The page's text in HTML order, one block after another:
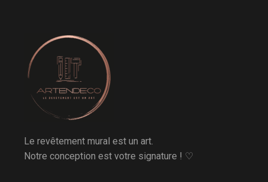
Le revêtement mural est un art.
Notre conception est votre signature ! ♡